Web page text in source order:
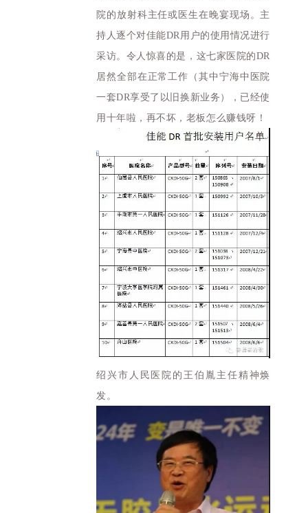
院的放射科主任或医生在晚宴现场。主
持人逐个对佳能DR用户的使用情况进行
采访。令人惊喜的是，这七家医院的DR
居然全部在正常工作（其中宁海中医院
一套DR享受了以旧换新业务），已经使
用十年啦，再不坏，老板怎么赚钱呀！
绍兴市人民医院的王伯胤主任精神焕
发。